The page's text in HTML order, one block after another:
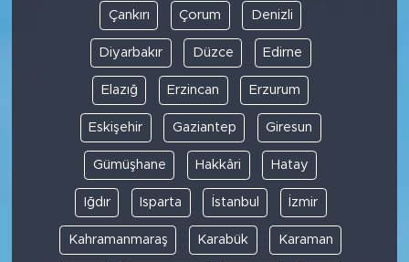
Çankırı Çorum Denizli
Diyarbakır Düzce Edirne
Elazığ Erzincan Erzurum
Eskişehir Gaziantep Giresun
Gümüşhane Hakkâri Hatay
Iğdır Isparta İstanbul İzmir
Kahramanmaraş Karabük Karaman